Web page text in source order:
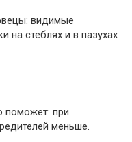
видимые
на стеблях и в пазухах
поможет: при
меньше.